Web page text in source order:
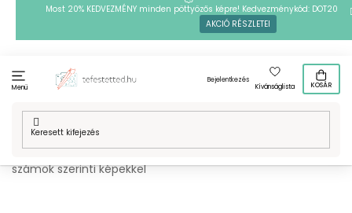
tartalomhoz
Most 20% KEDVEZMÉNY minden pöttyözős képre! Kedvezménykód: DOT20
AKCIÓ RÉSZLETEI
Menü
Bejelentkezés
Kívánságlista
KOSÁR
Kezdőlap
/ Cikkek / Kapcsolódj ki egy hosszú nap után a festés
számok szerinti képekkel